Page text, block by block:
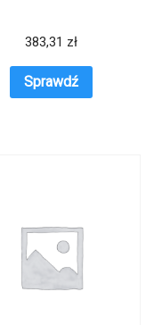
383,31 zł
Sprawdź